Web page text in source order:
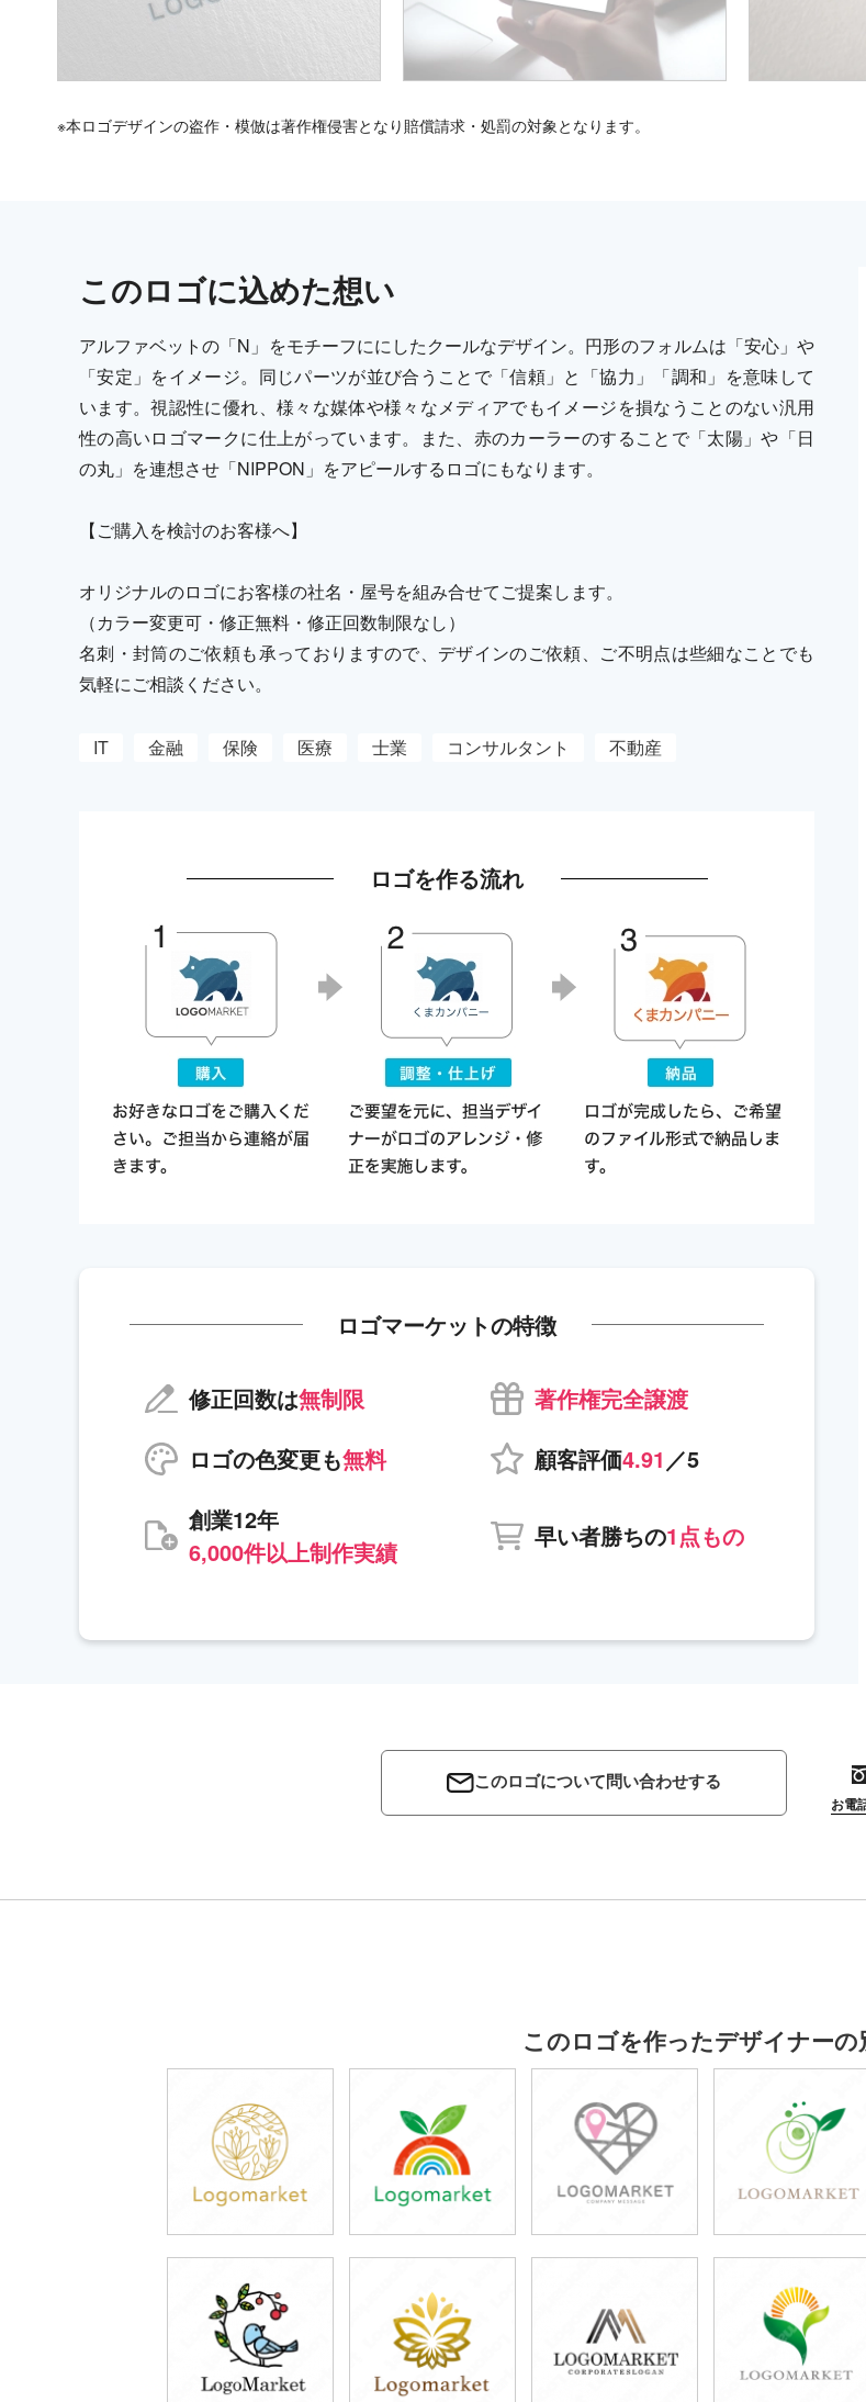
※本ロゴデザインの盗作・模倣は著作権侵害となり賠償請求・処罰の対象となります。
このロゴに込めた想い
アルファベットの「N」をモチーフににしたクールなデザイン。円形のフォルムは「安心」や
「安定」をイメージ。同じパーツが並び合うことで「信頼」と「協力」「調和」を意味して
います。視認性に優れ、様々な媒体や様々なメディアでもイメージを損なうことのない汎用
性の高いロゴマークに仕上がっています。また、赤のカーラーのすることで「太陽」や「日
の丸」を連想させ「NIPPON」をアピールするロゴにもなります。
【ご購入を検討のお客様へ】
オリジナルのロゴにお客様の社名・屋号を組み合せてご提案します。
（カラー変更可・修正無料・修正回数制限なし）
名刺・封筒のご依頼も承っておりますので、デザインのご依頼、ご不明点は些細なことでも
気軽にご相談ください。
IT 金融 保険 医療 士業 コンサルタント 不動産
ロゴを作る流れ
ロゴマーケットの特徴
修正回数は無制限
著作権完全譲渡
ロゴの色変更も無料 顧客評価4.91 ／5
創業12年
6,000件以上制作実績
早い者勝ちの1点もの
このロゴについて問い合わせする
お電
このロゴを作ったデザイナーの